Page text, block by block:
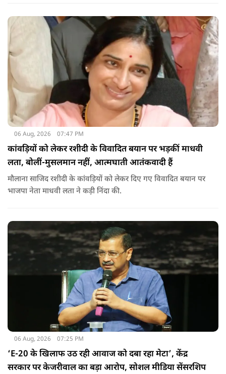
06 Aug, 2026 07:47 PM
कांवड़ियों को लेकर रशीदी के विवादित बयान पर भड़कीं माधवी
लता, बोलीं-मुसलमान नहीं, आत्मघाती आतंकवादी हैं
मौलाना साजिद रशीदी के कांवड़ियों को लेकर दिए गए विवादित बयान पर
भाजपा नेता माधवी लता ने कड़ी निंदा की.
06 Aug, 2026 07:25 PM
‘E-20 के खिलाफ उठ रही आवाज को दबा रहा मेटा’, केंद्र
सरकार पर केजरीवाल का बड़ा आरोप, सोशल मीडिया सेंसरशिप